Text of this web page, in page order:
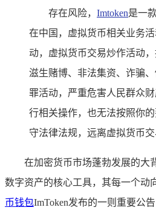
存在风险， Imtoken是一
在中国，虚拟货币相关业务
动，虚拟货币交易炒作活动，
滋生赌博、非法集资、诈骗
罪活动，严重危害人民群众
行相关操作，也无法按照你
守法律法规，远离虚拟货币交
在加密货币市场蓬勃发展的大
数字资产的核心工具，其每一个动
币钱包ImToken发布的一则重要公